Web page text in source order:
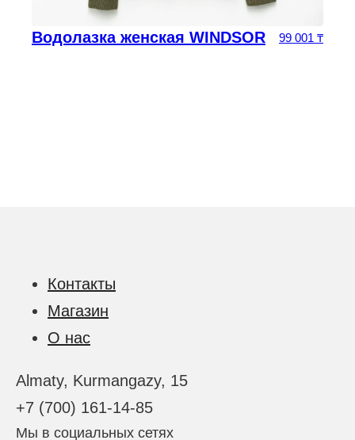
цена составляла 68 750 ₸.
Водолазка женская WINDSOR 99 001 ₸
Контакты
Магазин
О нас
Almaty, Kurmangazy, 15
+7 (700) 161-14-85
Мы в социальных сетях